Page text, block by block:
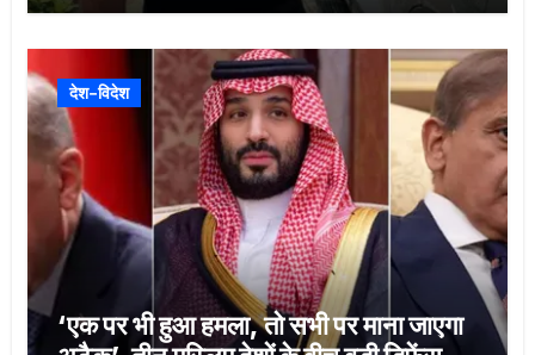
देश-विदेश
‘एक पर भी हुआ हमला, तो सभी पर माना जाएगा